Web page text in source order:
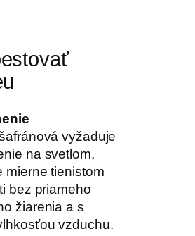
vyžaduje
na svetlom,
mierne tienistom
bez priameho
žiarenia a s
vzduchu.